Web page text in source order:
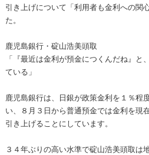
引き上げについて「利用者も金利への関
た。
鹿児島銀行・碇山浩美頭取
「『最近は金利が預金につくんだね』と
ている」
鹿児島銀行は、日銀が政策金利を１％程
い、８月３日から普通預金では金利を現
引き上げることにしています。
３４年ぶりの高い水準で碇山浩美頭取は